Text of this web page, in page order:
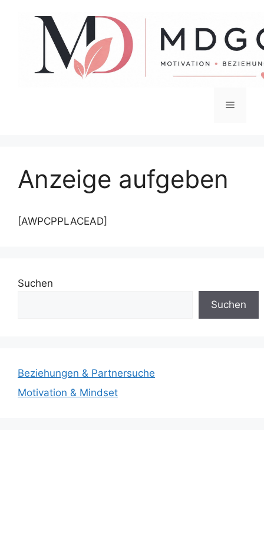
Menü
Anzeige aufgeben
[AWPCPPLACEAD]
Suchen
Suchen
Beziehungen & Partnersuche
Motivation & Mindset